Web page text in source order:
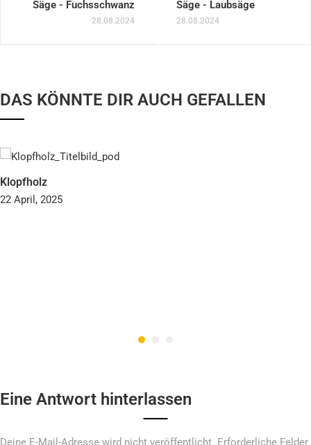
Säge - Fuchsschwanz
28.08.2024
Säge - Laubsäge
28.08.2024
DAS KÖNNTE DIR AUCH GEFALLEN
Klopfholz
22 April, 2025
Eine Antwort hinterlassen
Deine E-Mail-Adresse wird nicht veröffentlicht. Erforderliche Felder